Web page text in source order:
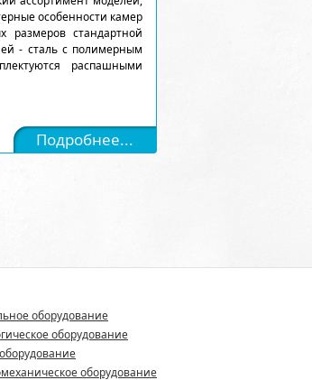
особенности камер
размеров стандартной
- сталь с полимерным
распашными
Подробнее...
оборудование
оборудование
оборудование